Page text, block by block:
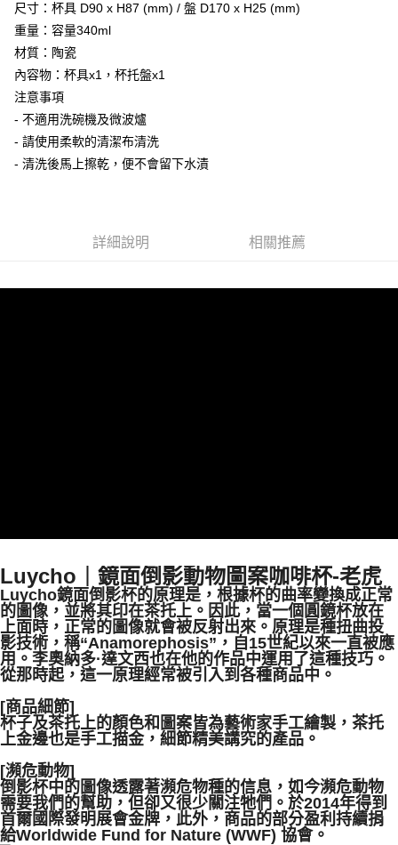
大哥付你分期
相關說明
【大哥付你分期使用說明】
1.本服務由台灣大哥大提供，台灣大哥大用戶可立即使用無須另外申請。
2.付款方式選擇「大哥付你分期」，訂單成立後會自動跳轉到大哥付的交易
流程，驗證手機門號後，選擇欲分期的期數、繳款截止日，確認付款後即完
成交易。
3.實際核准額度、可分期數及費用金額請依後續交易確認頁面所載為準。
消。如遇「轉專審核」未通過狀況，表示未達大哥付你分期系統評分，恕無
2.透過簡訊連結打開帳單後，可選擇「超商條碼／台灣大直營門市／銀行轉
AFTEE先享後付
相關說明
【關於「AFTEE先享後付」】
AFTEE先享後付是「在收到商品之後才付款」的支付方式。 讓您購物簡單
便利好安心！
１．簡單：不需註冊會員、不需綁卡、不需儲值。
１．於結帳方式選擇「AFTEE先享後付」後，將跳轉至「AFTEE先享後付」
３．收到繳費通知簡訊後14天內，點擊此簡訊中的連結，可透過四大超商／
４．使用「AFTEE先享後付」時，將依據個別帳號之用戶狀況，依本公司即
時審查核予不同之上限額度；若仍有額度不足之情形，本公司將視審查結果
請求用戶進行身份認證。
５．嚴禁一人註冊多個帳號或使用他人資訊註冊。若發現惡意使用之情形，
恩沛科技股份有限公司將有權停止該用戶之使用額度並採取法律行動。
ATM付款
運送方式
尺寸：杯具 D90 x H87 (mm) / 盤 D170 x H25 (mm)
重量：容量340ml
材質：陶瓷
內容物：杯具x1，杯托盤x1
注意事項
- 不適用洗碗機及微波爐
- 請使用柔軟的清潔布清洗
- 清洗後馬上擦乾，便不會留下水漬
詳細說明 相關推薦
Luycho｜鏡面倒影動物圖案咖啡杯-老虎
Luycho鏡面倒影杯的原理是，根據杯的曲率變換成正常
的圖像，並將其印在茶托上。因此，當一個圓鏡杯放在
上面時，正常的圖像就會被反射出來。原理是種扭曲投
影技術，稱“Anamorephosis”，自15世紀以來一直被應
用。 李奧納多·達文西也在他的作品中運用了這種技巧。
從那時起，這一原理經常被引入到各種商品中。
[商品細節]
杯子及茶托上的顏色和圖案皆為藝術家手工繪製，茶托
上金邊也是手工描金，細節精美講究的產品。
[瀕危動物]
倒影杯中的圖像透露著瀕危物種的信息，如今瀕危動物
需要我們的幫助，但卻又很少關注牠們。於2014年得到
首爾國際發明展會金牌，此外，商品的部分盈利持續捐
給Worldwide Fund for Nature (WWF) 協會。